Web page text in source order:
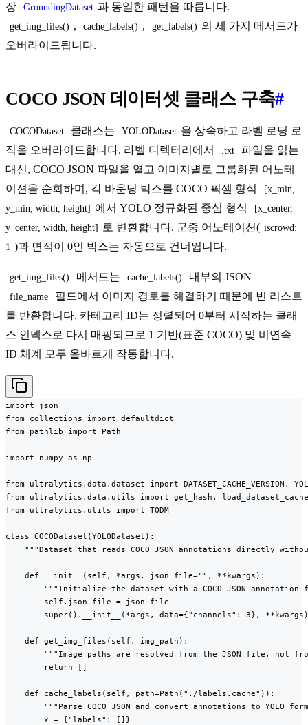
장
GroundingDataset 과 동일한 패턴을 따릅니다.
get_img_files() , cache_labels() , get_labels() 의 세 가지 메서드가
오버라이드됩니다.
COCO JSON 데이터셋 클래스 구축#
COCODataset 클래스는 YOLODataset 을 상속하고 라벨 로딩 로
직을 오버라이드합니다. 라벨 디렉터리에서
.txt
파일을 읽는
대신, COCO JSON 파일을 열고 이미지별로 그룹화된 어노테
이션을 순회하며, 각 바운딩 박스를 COCO 픽셀 형식
[x_min,
y_min, width, height] 에서 YOLO 정규화된 중심 형식
[x_center,
y_center, width, height]
로 변환합니다. 군중 어노테이션( iscrowd:
1 )과 면적이 0인 박스는 자동으로 건너뜁니다.
get_img_files() 메서드는 cache_labels() 내부의 JSON
file_name
필드에서 이미지 경로를 해결하기 때문에 빈 리스트
를 반환합니다. 카테고리 ID는 정렬되어 0부터 시작하는 클래
스 인덱스로 다시 매핑되므로 1 기반(표준 COCO) 및 비연속
ID 체계 모두 올바르게 작동합니다.
import json
from collections import defaultdict
from pathlib import Path
import numpy as np
from ultralytics.data.dataset import DATASET_CACHE_VERSION,
from ultralytics.data.utils import get_hash,
from ultralytics.utils import TQDM
class COCODataset(YOLODataset):
"""Dataset that reads COCO JSON annotations directly
    def __init__(self, *args, json_file="", **kwargs):
"""Initialize the dataset with a COCO JSON annotation
        self.json_file = json_file
        super().__init__(*args, data={"channels": 3}, **kwargs)
    def get_img_files(self, img_path):
"""Image paths are resolved from the JSON file, not
        return []
    def cache_labels(self, path=Path("./labels.cache")):
"""Parse COCO JSON and convert annotations to YOLO
        x = {"labels": []}